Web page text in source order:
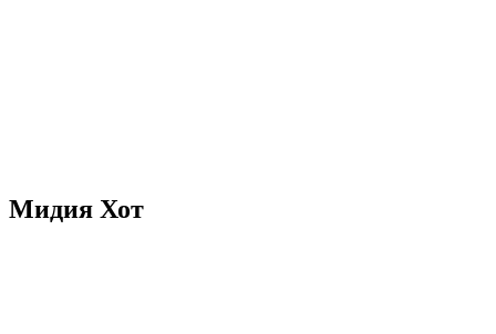
Мидия Хот